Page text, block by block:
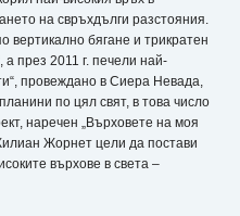
на свръхдълги разстояния.
вертикално бягане и трикратен
през 2011 г. печели най-
провеждано в Сиера Невада,
по цял свят, в това число
наречен „Върховете на моя
Жорнет цели да постави
върхове в света –